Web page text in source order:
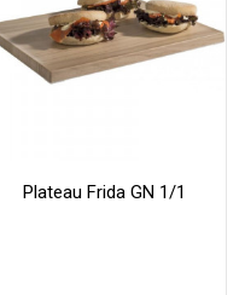
Plateau Frida GN 1/1